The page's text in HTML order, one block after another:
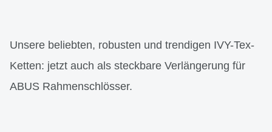
Unsere beliebten, robusten und trendigen IVY-Tex-
Ketten: jetzt auch als steckbare Verlängerung für
ABUS Rahmenschlösser.